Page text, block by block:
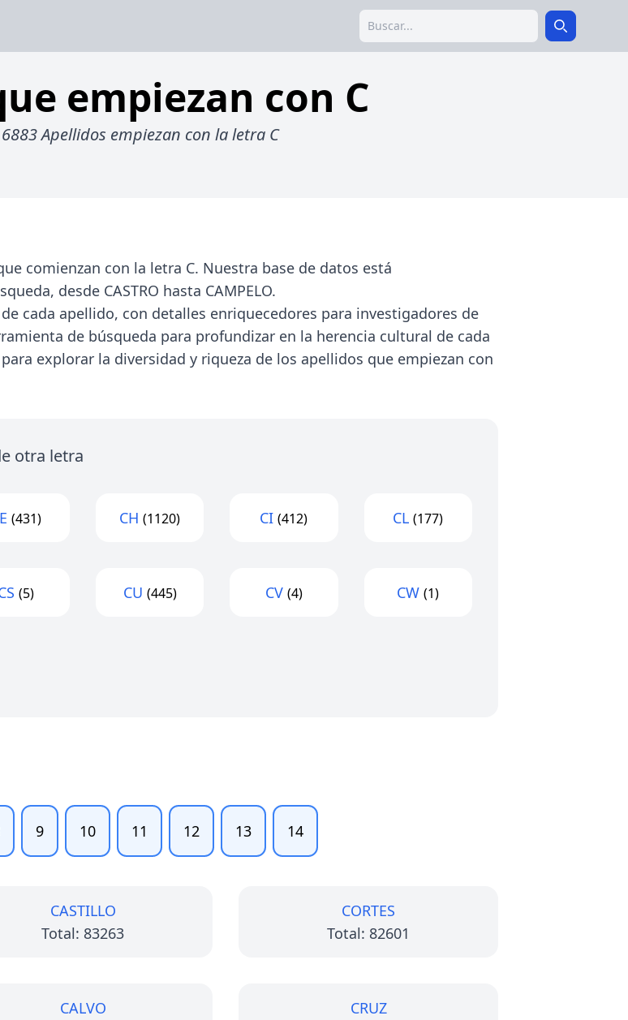
Search Search
empiezan con C
Apellidos empiezan con la letra C
comienzan con la letra C. Nuestra base de datos está
desde CASTRO hasta CAMPELO.
cada apellido, con detalles enriquecedores para investigadores de
de búsqueda para profundizar en la herencia cultural de cada
explorar la diversidad y riqueza de los apellidos que empiezan con
otra letra
(431) CH (1120) CI (412) CL (177)
(5) CU (445) CV (4) CW (1)
9 10 11 12 13 14
CASTILLO
Total: 83263
CORTES
Total: 82601
CALVO
CRUZ